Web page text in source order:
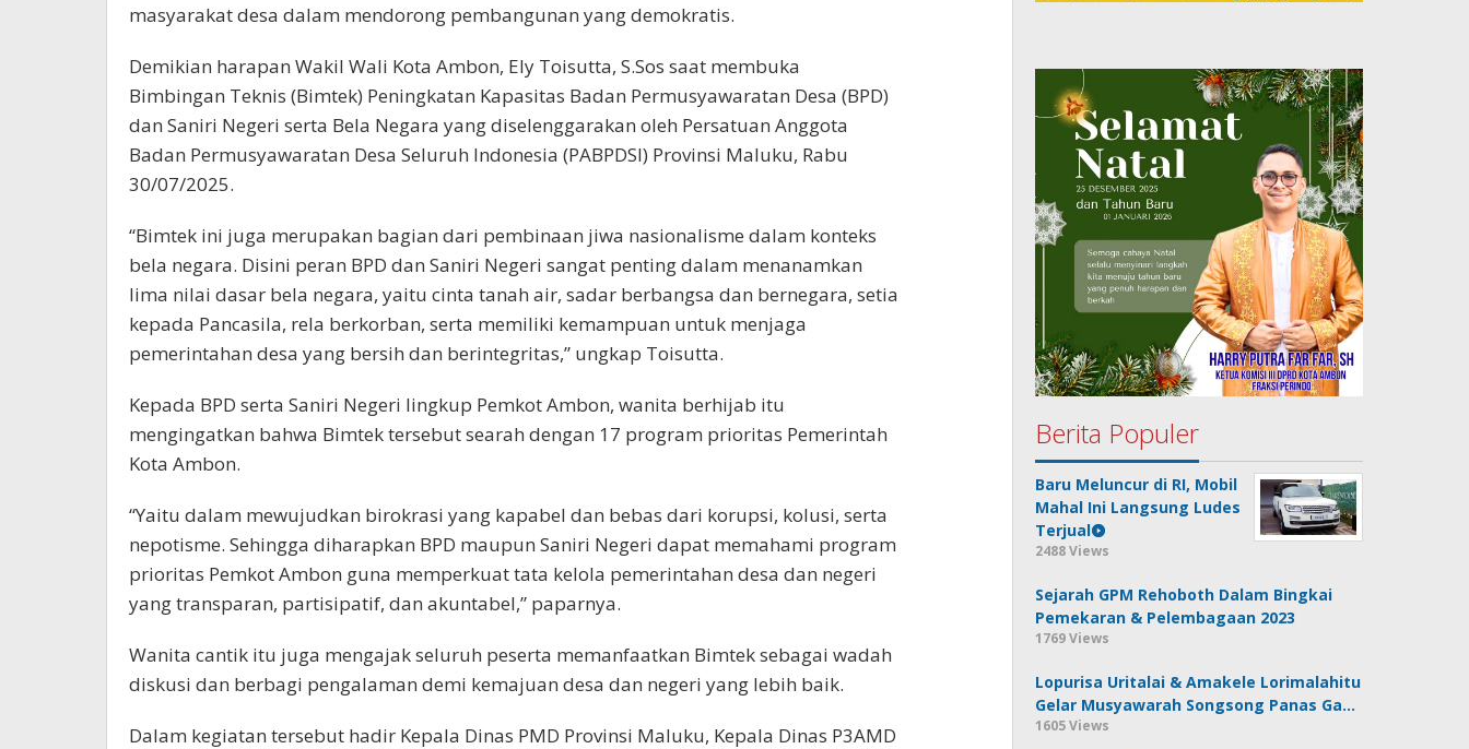
masyarakat desa dalam mendorong pembangunan yang demokratis.
Demikian harapan Wakil Wali Kota Ambon, Ely Toisutta, S.Sos saat membuka
Bimbingan Teknis (Bimtek) Peningkatan Kapasitas Badan Permusyawaratan Desa (BPD)
dan Saniri Negeri serta Bela Negara yang diselenggarakan oleh Persatuan Anggota
Badan Permusyawaratan Desa Seluruh Indonesia (PABPDSI) Provinsi Maluku, Rabu
30/07/2025.
“Bimtek ini juga merupakan bagian dari pembinaan jiwa nasionalisme dalam konteks
bela negara. Disini peran BPD dan Saniri Negeri sangat penting dalam menanamkan
lima nilai dasar bela negara, yaitu cinta tanah air, sadar berbangsa dan bernegara, setia
kepada Pancasila, rela berkorban, serta memiliki kemampuan untuk menjaga
pemerintahan desa yang bersih dan berintegritas,” ungkap Toisutta.
Kepada BPD serta Saniri Negeri lingkup Pemkot Ambon, wanita berhijab itu
mengingatkan bahwa Bimtek tersebut searah dengan 17 program prioritas Pemerintah
Kota Ambon.
“Yaitu dalam mewujudkan birokrasi yang kapabel dan bebas dari korupsi, kolusi, serta
nepotisme. Sehingga diharapkan BPD maupun Saniri Negeri dapat memahami program
prioritas Pemkot Ambon guna memperkuat tata kelola pemerintahan desa dan negeri
yang transparan, partisipatif, dan akuntabel,” paparnya.
Wanita cantik itu juga mengajak seluruh peserta memanfaatkan Bimtek sebagai wadah
diskusi dan berbagi pengalaman demi kemajuan desa dan negeri yang lebih baik.
Dalam kegiatan tersebut hadir Kepala Dinas PMD Provinsi Maluku, Kepala Dinas P3AMD
Berita Populer
Baru Meluncur di RI, Mobil
Mahal Ini Langsung Ludes
Terjual
2488 Views
Sejarah GPM Rehoboth Dalam Bingkai
Pemekaran & Pelembagaan 2023
1769 Views
Lopurisa Uritalai & Amakele Lorimalahitu
Gelar Musyawarah Songsong Panas Ga…
1605 Views